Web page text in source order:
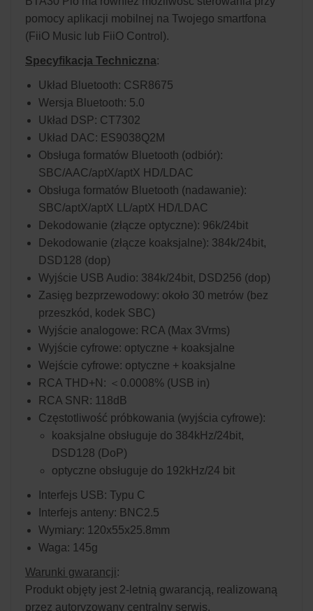
pomocy aplikacji mobilnej na Twojego smartfona
(FiiO Music lub FiiO Control).
Specyfikacja Techniczna:
Układ Bluetooth: CSR8675
Wersja Bluetooth: 5.0
Układ DSP: CT7302
Układ DAC: ES9038Q2M
Obsługa formatów Bluetooth (odbiór):
SBC/AAC/aptX/aptX HD/LDAC
Obsługa formatów Bluetooth (nadawanie):
SBC/aptX/aptX LL/aptX HD/LDAC
Dekodowanie (złącze optyczne): 96k/24bit
Dekodowanie (złącze koaksjalne): 384k/24bit,
DSD128 (dop)
Wyjście USB Audio: 384k/24bit, DSD256 (dop)
Zasięg bezprzewodowy: około 30 metrów (bez
przeszkód, kodek SBC)
Wyjście analogowe: RCA (Max 3Vrms)
Wyjście cyfrowe: optyczne + koaksjalne
Wejście cyfrowe: optyczne + koaksjalne
RCA THD+N: ＜0.0008% (USB in)
RCA SNR: 118dB
Częstotliwość próbkowania (wyjścia cyfrowe):
koaksjalne obsługuje do 384kHz/24bit,
DSD128 (DoP)
optyczne obsługuje do 192kHz/24 bit
Interfejs USB: Typu C
Interfejs anteny: BNC2.5
Wymiary: 120x55x25.8mm
Waga: 145g
Warunki gwarancji :
Produkt objęty jest 2-letnią gwarancją, realizowaną
przez autoryzowany centralny serwis.